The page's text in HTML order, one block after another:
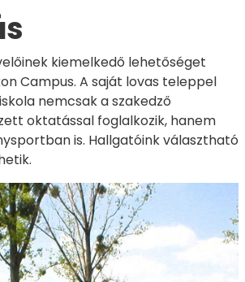
kiemelkedő lehetőséget
Campus. A saját lovas teleppel
nemcsak a szakedző
oktatással foglalkozik, hanem
is. Hallgatóink választható